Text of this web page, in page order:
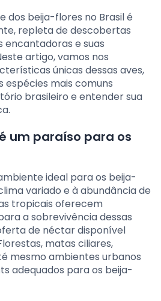
dos beija-flores no Brasil é
repleta de descobertas
encantadoras e suas
artigo, vamos nos
únicas dessas aves,
espécies mais comuns
brasileiro e entender sua
um paraíso para os
ideal para os beija-
variado e à abundância de
tropicais oferecem
a sobrevivência dessas
de néctar disponível
matas ciliares,
mesmo ambientes urbanos
adequados para os beija-